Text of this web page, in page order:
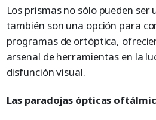
Los prismas no sólo pueden ser
también son una opción para
programas de ortóptica,
arsenal de herramientas en la
disfunción visual.
Las paradojas ópticas